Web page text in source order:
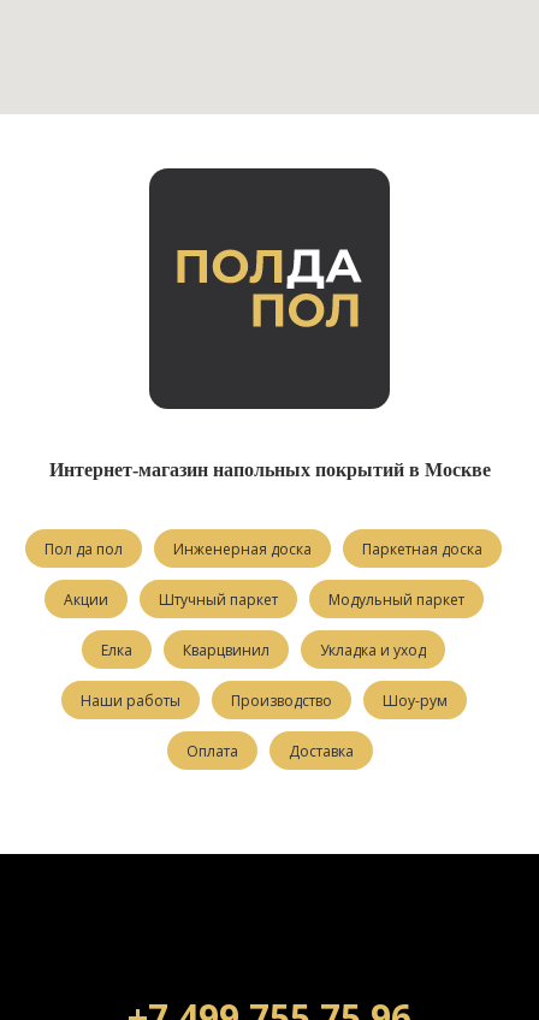
Интернет-магазин напольных покрытий в Москве
Пол да пол Инженерная доска Паркетная доска
Акции Штучный паркет Модульный паркет
Елка Кварцвинил Укладка и уход
Наши работы Производство Шоу-рум
Оплата Доставка